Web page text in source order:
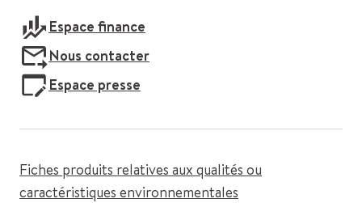
Espace finance
Nous contacter
Espace presse
Fiches produits relatives aux qualités ou
caractéristiques environnementales